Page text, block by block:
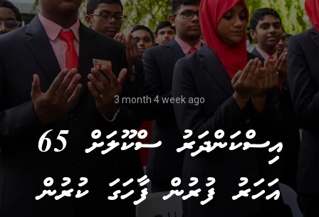
3 month 4 week ago
އިސްކަންދަރު ސްކޫލަށް 65
އަހަރު ފުރުން ފާހަގަ ކުރުން